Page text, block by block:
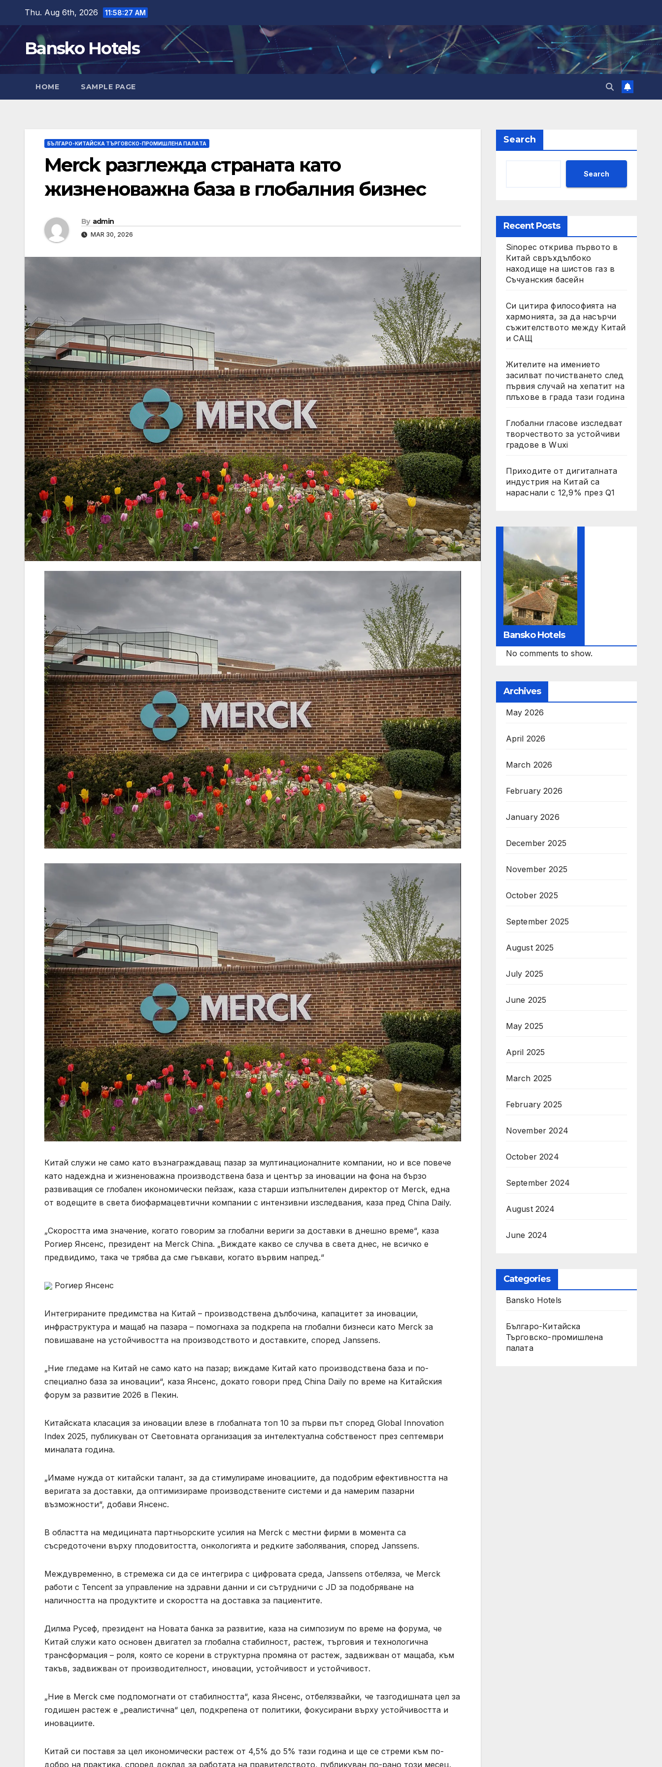
content
Thu. Aug 6th, 2026 11:58:28 AM
Bansko Hotels
HOME SAMPLE PAGE
БЪЛГАРО-КИТАЙСКА ТЪРГОВСКО-ПРОМИШЛЕНА ПАЛAТА
Merck разглежда страната като
жизненоважна база в глобалния бизнес
By admin
MAR 30, 2026
Китай служи не само като възнаграждаващ пазар за мултинационалните компании, но и все повече
като надеждна и жизненоважна производствена база и център за иновации на фона на бързо
развиващия се глобален икономически пейзаж, каза старши изпълнителен директор от Merck, една
от водещите в света биофармацевтични компании с интензивни изследвания, каза пред China Daily.
„Скоростта има значение, когато говорим за глобални вериги за доставки в днешно време“, каза
Рогиер Янсенс, президент на Merck China. „Виждате какво се случва в света днес, не всичко е
предвидимо, така че трябва да сме гъвкави, когато вървим напред.“
Рогиер Янсенс
Интегрираните предимства на Китай – производствена дълбочина, капацитет за иновации,
инфраструктура и мащаб на пазара – помогнаха за подкрепа на глобални бизнеси като Merck за
повишаване на устойчивостта на производството и доставките, според Janssens.
„Ние гледаме на Китай не само като на пазар; виждаме Китай като производствена база и по-
специално база за иновации“, каза Янсенс, докато говори пред China Daily по време на Китайския
форум за развитие 2026 в Пекин.
Китайската класация за иновации влезе в глобалната топ 10 за първи път според Global Innovation
Index 2025, публикуван от Световната организация за интелектуална собственост през септември
миналата година.
„Имаме нужда от китайски талант, за да стимулираме иновациите, да подобрим ефективността на
веригата за доставки, да оптимизираме производствените системи и да намерим пазарни
възможности“, добави Янсенс.
В областта на медицината партньорските усилия на Merck с местни фирми в момента са
съсредоточени върху плодовитостта, онкологията и редките заболявания, според Janssens.
Междувременно, в стремежа си да се интегрира с цифровата среда, Janssens отбеляза, че Merck
работи с Tencent за управление на здравни данни и си сътрудничи с JD за подобряване на
наличността на продуктите и скоростта на доставка за пациентите.
Дилма Русеф, президент на Новата банка за развитие, каза на симпозиум по време на форума, че
Китай служи като основен двигател за глобална стабилност, растеж, търговия и технологична
трансформация – роля, която се корени в структурна промяна от растеж, задвижван от мащаба, към
такъв, задвижван от производителност, иновации, устойчивост и устойчивост.
„Ние в Merck сме подпомогнати от стабилността“, каза Янсенс, отбелязвайки, че тазгодишната цел за
годишен растеж е „реалистична“ цел, подкрепена от политики, фокусирани върху устойчивостта и
иновациите.
Китай си поставя за цел икономически растеж от 4,5% до 5% тази година и ще се стреми към по-
добро на практика, според доклад за работата на правителството, публикуван по-рано този месец.
Search
Search
Recent Posts
Sinopec открива първото в
Китай свръхдълбоко
находище на шистов газ в
Съчуанския басейн
Си цитира философията на
хармонията, за да насърчи
съжителството между Китай
и САЩ
Жителите на имението
засилват почистването след
първия случай на хепатит на
плъхове в града тази година
Глобални гласове изследват
творчеството за устойчиви
градове в Wuxi
Приходите от дигиталната
индустрия на Китай са
нараснали с 12,9% през Q1
Bansko Hotels
No comments to show.
Archives
May 2026
April 2026
March 2026
February 2026
January 2026
December 2025
November 2025
October 2025
September 2025
August 2025
July 2025
June 2025
May 2025
April 2025
March 2025
February 2025
November 2024
October 2024
September 2024
August 2024
June 2024
Categories
Bansko Hotels
Българо-Китайска
Търговско-промишлена
палaта